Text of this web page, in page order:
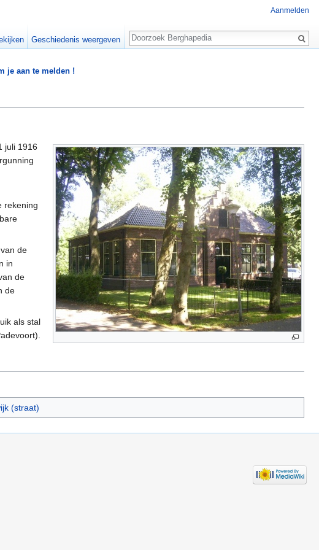
je aan te melden !
juli 1916
rekening
de
in
de
de
als stal
(straat)
Aanmelden
Geschiedenis weergeven
Zoeken